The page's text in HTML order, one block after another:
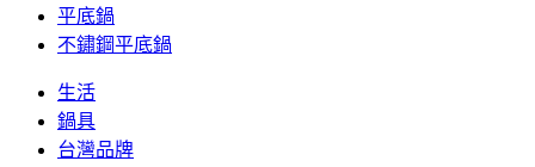
平底鍋
不鏽鋼平底鍋
生活
鍋具
台灣品牌